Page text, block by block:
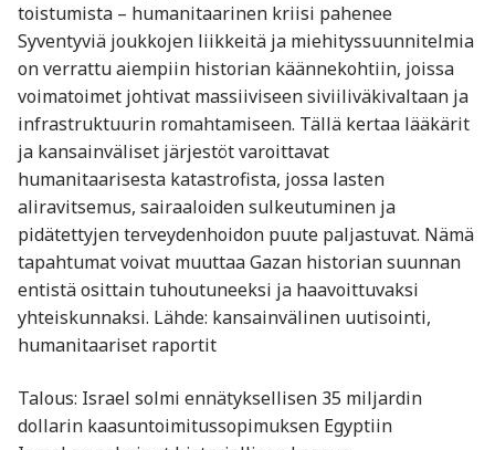
toistumista – humanitaarinen kriisi pahenee
Syventyviä joukkojen liikkeitä ja miehityssuunnitelmia
on verrattu aiempiin historian käännekohtiin, joissa
voimatoimet johtivat massiiviseen siviiliväkivaltaan ja
infrastruktuurin romahtamiseen. Tällä kertaa lääkärit
ja kansainväliset järjestöt varoittavat
humanitaarisesta katastrofista, jossa lasten
aliravitsemus, sairaaloiden sulkeutuminen ja
pidätettyjen terveydenhoidon puute paljastuvat. Nämä
tapahtumat voivat muuttaa Gazan historian suunnan
entistä osittain tuhoutuneeksi ja haavoittuvaksi
yhteiskunnaksi. Lähde: kansainvälinen uutisointi,
humanitaariset raportit
Talous: Israel solmi ennätyksellisen 35 miljardin
dollarin kaasuntoimitussopimuksen Egyptiin